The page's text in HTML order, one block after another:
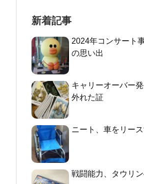
新着記事
2024年コンサート
の思い出
キャリーオーバー発
外れた証
ニート、車をリー
戦闘能力、タウリ